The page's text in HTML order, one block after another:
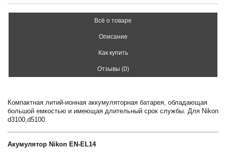
Всё о товаре
Описание
Как купить
Отзывы (0)
Компактная литий-ионная аккумуляторная батарея, обладающая
большой емкостью и имеющая длительный срок службы. Для Nikon
d3100,d5100.
Акумулятор Nikon EN-EL14